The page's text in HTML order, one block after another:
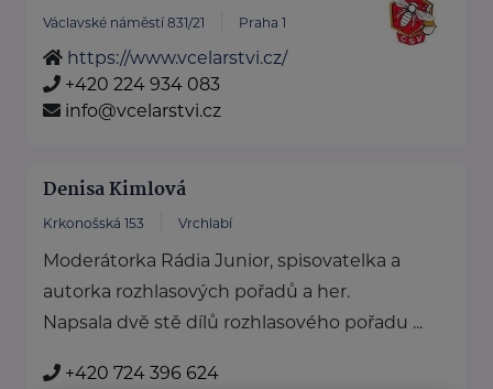
Václavské náměstí 831/21 Praha 1
https://www.vcelarstvi.cz/
+420 224 934 083
info@vcelarstvi.cz
Denisa Kimlová
Krkonošská 153 Vrchlabí
Moderátorka Rádia Junior, spisovatelka a
autorka rozhlasových pořadů a her.
Napsala dvě stě dílů rozhlasového pořadu ...
+420 724 396 624